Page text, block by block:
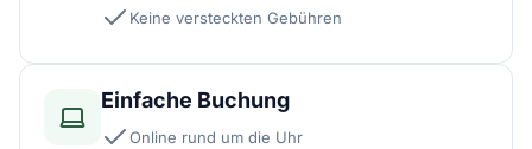
Keine versteckten Gebühren
Einfache Buchung
Online rund um die Uhr